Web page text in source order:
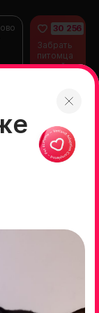
30 256
Забрать
питомца
домой